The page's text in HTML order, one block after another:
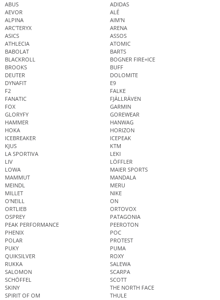
ABUS
ADIDAS
AEVOR
ALÉ
ALPINA
AIM'N
ARC'TERYX
ARENA
ASICS
ASSOS
ATHLECIA
ATOMIC
BABOLAT
BARTS
BLACKROLL
BOGNER FIRE+ICE
BROOKS
BUFF
DEUTER
DOLOMITE
DYNAFIT
E9
F2
FALKE
FANATIC
FJÄLLRÄVEN
FOX
GARMIN
GLORYFY
GOREWEAR
HAMMER
HANWAG
HOKA
HORIZON
ICEBREAKER
ICEPEAK
KJUS
KTM
LA SPORTIVA
LEKI
LIV
LÖFFLER
LOWA
MAIER SPORTS
MAMMUT
MANDALA
MEINDL
MERU
MILLET
NIKE
O'NEILL
ON
ORTLIEB
ORTOVOX
OSPREY
PATAGONIA
PEAK PERFORMANCE
PEEROTON
PHENIX
POC
POLAR
PROTEST
PUKY
PUMA
QUIKSILVER
ROXY
RUKKA
SALEWA
SALOMON
SCARPA
SCHÖFFEL
SCOTT
SKINY
THE NORTH FACE
SPIRIT OF OM
THULE